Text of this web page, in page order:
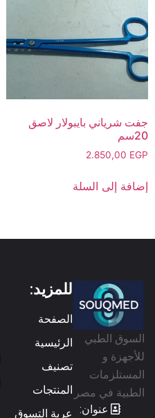
جفت شرياني بايبولار لاصق
20سم
2.850,00EGP
إضافة إلى السلة
السوق الطبي
للأجهزة و
المستلزمات
الطبية في مصر
عنوان:
للمزيد:
الصفحة
الرئيسية
تصنيف
المنتجات
عربة التسوق